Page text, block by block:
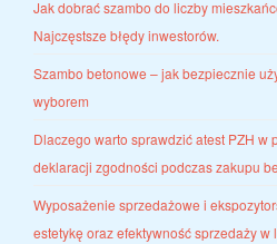
Jak dobrać szambo do liczby
Najczęstsze błędy inwestorów.
Szambo betonowe – jak bezpiecznie
wyborem
Dlaczego warto sprawdzić atest PZH w
deklaracji zgodności podczas zakupu
Wyposażenie sprzedażowe i
estetykę oraz efektywność sprzedaży